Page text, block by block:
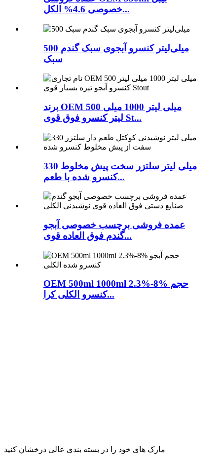
خصوصی 4.6% الکل...
500 میلی‌لیتر کنسرو آبجوی سبک گندم
سبک
برند OEM 500 میلی لیتر 1000 میلی
لیتر کنسرو فوق قوی St...
330 میلی لیتر سلتزر سخت پیش مخلوط
کنسرو شده با طعم...
عمده فروشی برچسب خصوصی آبجو
گندم فوق العاده قوی...
OEM 500ml 1000ml 2.3%-8% حجم
کنسرو الکلی کرا...
مارک های خود را در بسته بندی عالی درخشان کنید